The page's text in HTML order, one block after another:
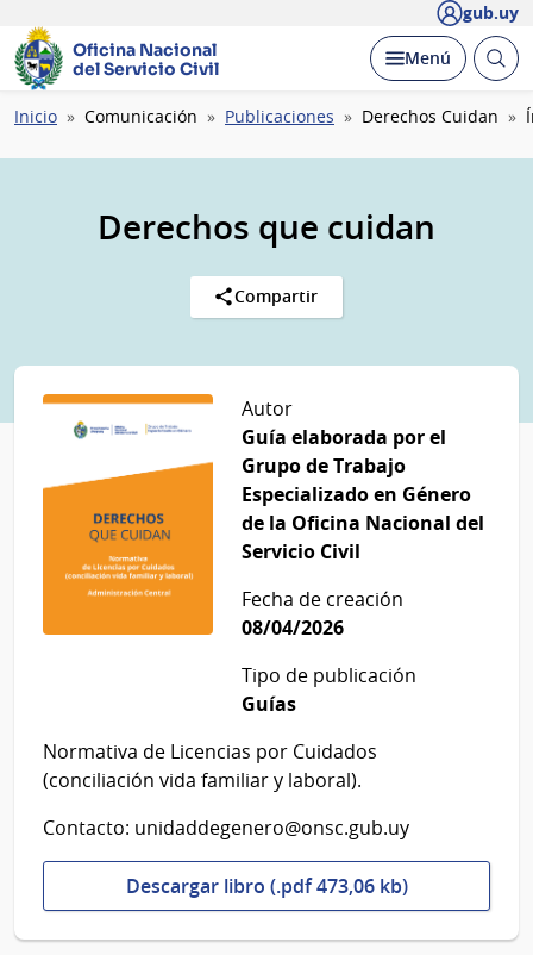
gub.uy
Oficina Nacional
del Servicio Civil
Desplegar
Menú Abrir
Ruta
navegación
Inicio Comunicación Publicaciones Derechos Cuidan
Derechos que cuidan
Compartir
Autor
Guía elaborada por el
Grupo de Trabajo
Especializado en Género
de la Oficina Nacional del
Servicio Civil
Fecha de creación
08/04/2026
Tipo de publicación
Guías
Normativa de Licencias por Cuidados
(conciliación vida familiar y laboral).
Contacto: unidaddegenero@onsc.gub.uy
Descargar libro (.pdf 473,06 kb)